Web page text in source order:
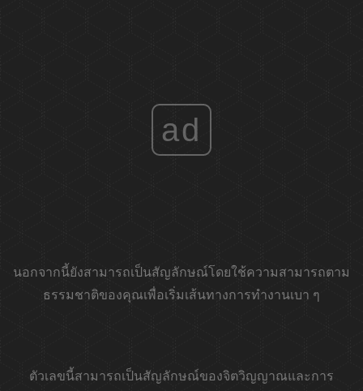
ad
นอกจากนี้ยังสามารถเป็นสัญลักษณ์โดยใช้ความสามารถตาม
ธรรมชาติของคุณเพื่อเริ่มเส้นทางการทำงานเบา ๆ
ตัวเลขนี้สามารถเป็นสัญลักษณ์ของจิตวิญญาณและการ